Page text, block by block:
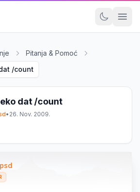
Pitanja & Pomoć
/count
dat /count
• 26. Nov. 2009.